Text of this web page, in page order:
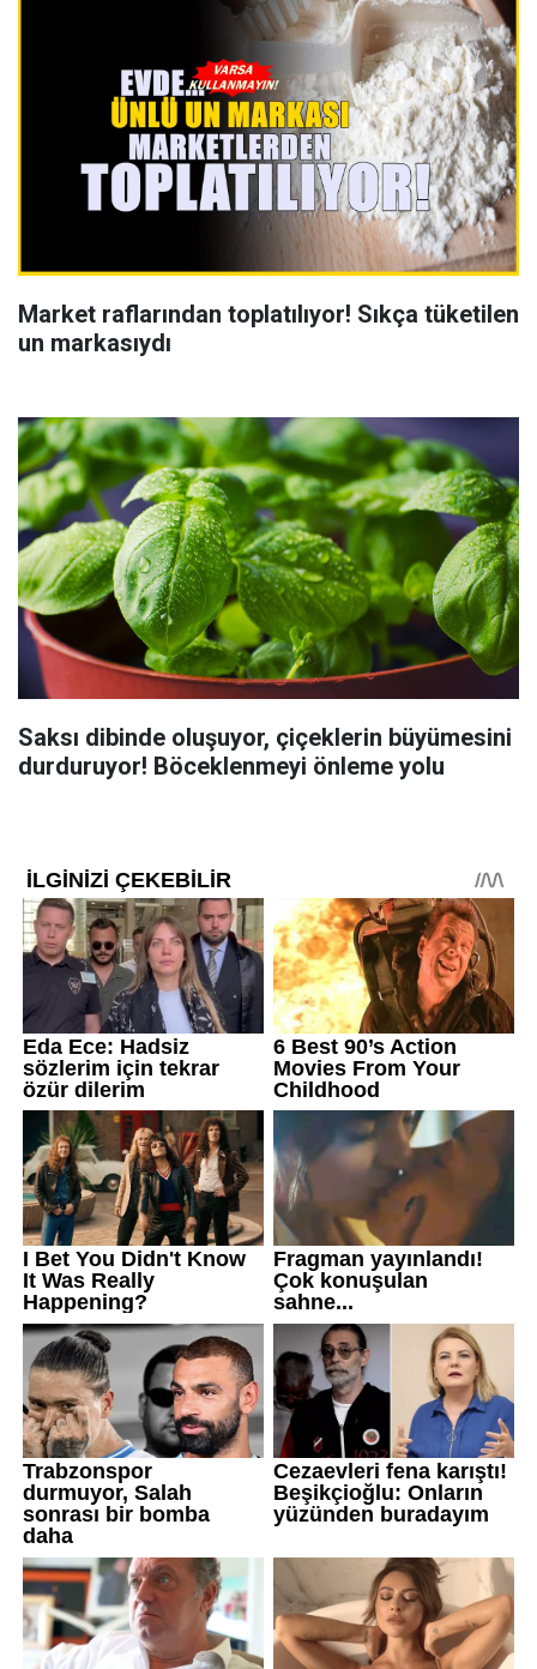
Market raflarından toplatılıyor! Sıkça tüketilen
un markasıydı
Saksı dibinde oluşuyor, çiçeklerin büyümesini
durduruyor! Böceklenmeyi önleme yolu